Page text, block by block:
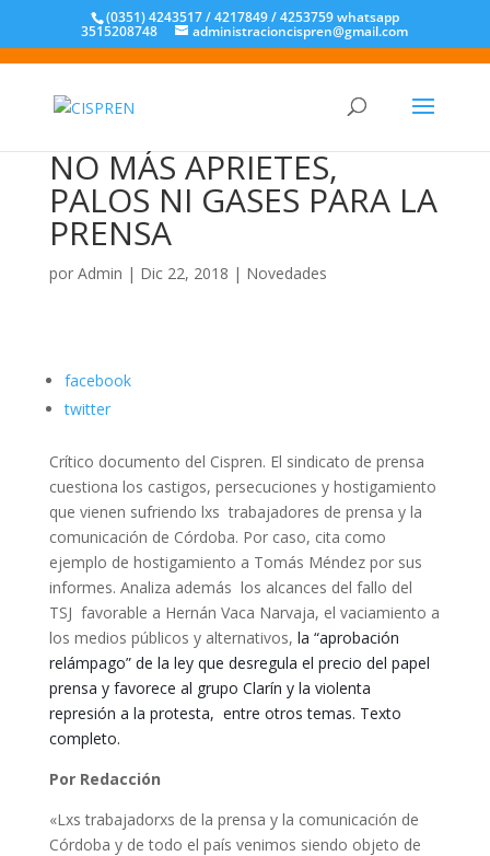
(0351) 4243517 / 4217849 / 4253759 whatsapp
3515208748 administracioncispren@gmail.com
NO MÁS APRIETES,
PALOS NI GASES PARA LA
PRENSA
por Admin | Dic 22, 2018 | Novedades
facebook
twitter
Crítico documento del Cispren. El sindicato de prensa
cuestiona los castigos, persecuciones y hostigamiento
que vienen sufriendo lxs trabajadores de prensa y la
comunicación de Córdoba. Por caso, cita como
ejemplo de hostigamiento a Tomás Méndez por sus
informes. Analiza además los alcances del fallo del
TSJ favorable a Hernán Vaca Narvaja, el vaciamiento a
los medios públicos y alternativos, la “aprobación
relámpago” de la ley que desregula el precio del papel
prensa y favorece al grupo Clarín y la violenta
represión a la protesta, entre otros temas. Texto
completo.
Por Redacción
«Lxs trabajadorxs de la prensa y la comunicación de
Córdoba y de todo el país venimos siendo objeto de